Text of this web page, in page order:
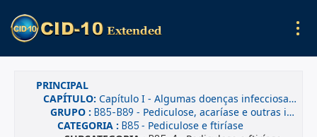
PRINCIPAL
CAPÍTULO: Capítulo I - Algumas doenças infecciosas e parasitárias
GRUPO : B85-B89 - Pediculose, acaríase e outras infestações
CATEGORIA : B85 - Pediculose e ftiríase